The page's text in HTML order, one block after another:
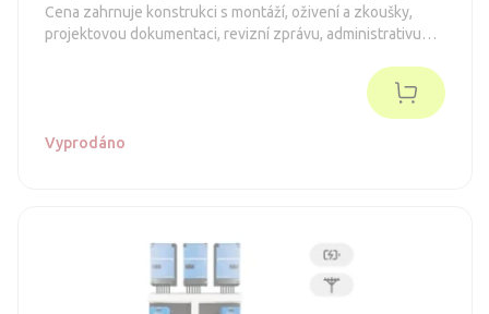
Cena zahrnuje konstrukci s montáží, oživení a zkoušky,
projektovou dokumentaci, revizní zprávu, administrativu
Vyprodáno